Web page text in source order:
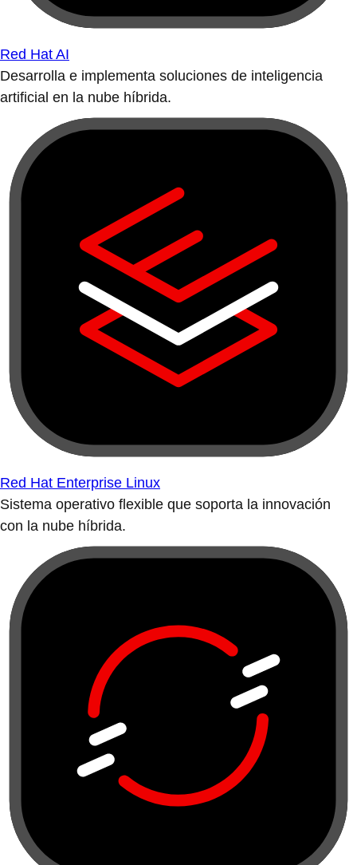
Red Hat AI
Desarrolla e implementa soluciones de inteligencia
artificial en la nube híbrida.
Red Hat Enterprise Linux
Sistema operativo flexible que soporta la innovación
con la nube híbrida.